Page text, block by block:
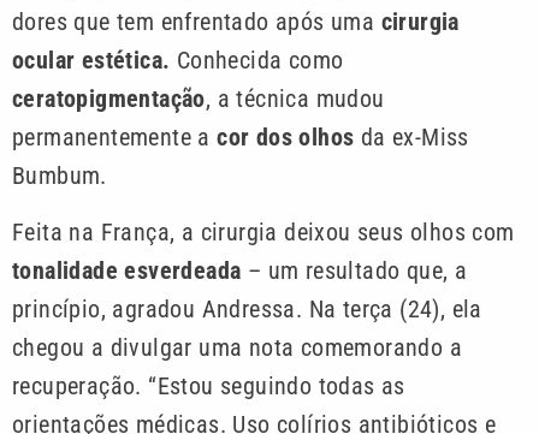
dores que tem enfrentado após uma cirurgia
ocular estética. Conhecida como
ceratopigmentação, a técnica mudou
permanentemente acor dos olhos da ex-Miss
Bumbum.
Feita na França, a cirurgia deixou seus olhos com
tonalidade esverdeada – um resultado que, a
princípio, agradou Andressa. Na terça (24), ela
chegou a divulgar uma nota comemorando a
recuperação. “Estou seguindo todas as
orientações médicas. Uso colírios antibióticos e